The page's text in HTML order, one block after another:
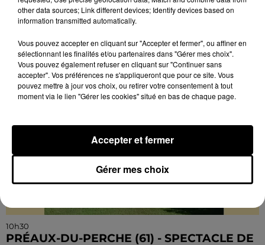
d’Italie. Accordéoniste Théo Ould. Avec L’Opéra...
10h30
PRÉAUX-DU-PERCHE (61) - SPECTACLE DE
other data sources; Link different devices; Identify devices based on
information transmitted automatically.
Vous pouvez accepter en cliquant sur "Accepter et fermer", ou affiner en
sélectionnant les finalités et/ou partenaires dans "Gérer mes choix".
Vous pouvez également refuser en cliquant sur "Continuer sans
accepter". Vos préférences ne s'appliqueront que pour ce site. Vous
pouvez mettre à jour vos choix, ou retirer votre consentement à tout
moment via le lien "Gérer les cookies" situé en bas de chaque page.
Gérer mes choix
Accepter et fermer